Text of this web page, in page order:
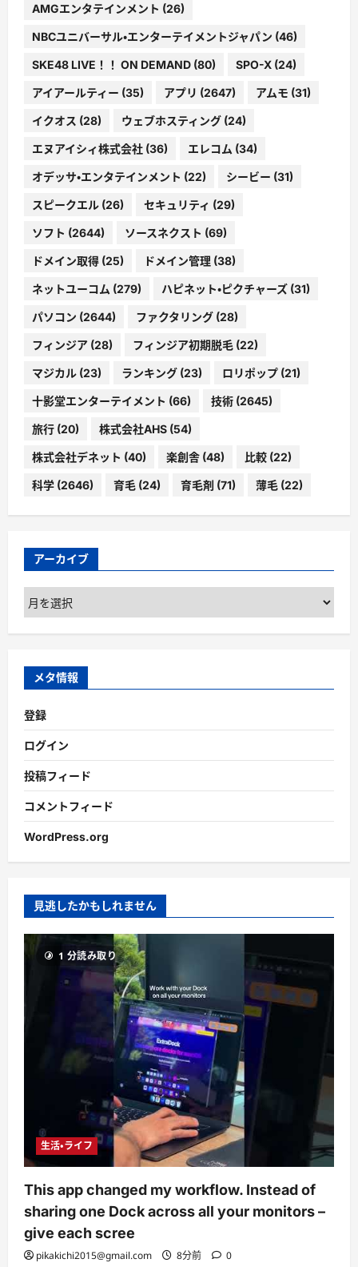
AMGエンタテインメント (26)
NBCユニバーサル・エンターテイメントジャパン (46)
SKE48 LIVE！！ ON DEMAND (80) SPO-X (24)
アイアールティー (35) アプリ (2647) アムモ (31)
イクオス (28) ウェブホスティング (24)
エヌアイシィ株式会社 (36) エレコム (34)
オデッサ・エンタテインメント (22) シービー (31)
スピークエル (26) セキュリティ (29)
ソフト (2644) ソースネクスト (69)
ドメイン取得 (25) ドメイン管理 (38)
ネットユーコム (279) ハピネット・ピクチャーズ (31)
パソコン (2644) ファクタリング (28)
フィンジア (28) フィンジア初期脱毛 (22)
マジカル (23) ランキング (23) ロリポップ (21)
十影堂エンターテイメント (66) 技術 (2645)
旅行 (20) 株式会社AHS (54)
株式会社デネット (40) 楽創舎 (48) 比較 (22)
科学 (2646) 育毛 (24) 育毛剤 (71) 薄毛 (22)
アーカイブ
ア
ー
カ
ブ
メタ情報
登録
ログイン
投稿フィード
コメントフィード
WordPress.org
見逃したかもしれません
1 分読み取り
生活・ライフ
This app changed my workflow. Instead of
sharing one Dock across all your monitors –
give each scree
pikakichi2015@gmail.com 8分前 0